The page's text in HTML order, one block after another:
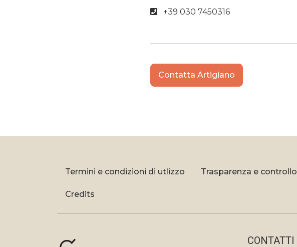
+39 030 7450316
Contatta Artigiano
Termini e condizioni di utlizzo Trasparenza e controllo
Credits
CONTATTI